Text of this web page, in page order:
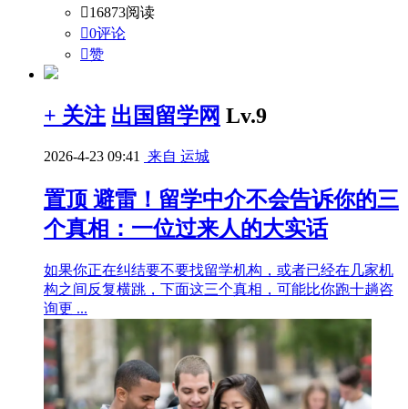
16873阅读
0评论
赞
+ 关注 出国留学网 Lv.9
2026-4-23 09:41 来自 运城
置顶 避雷！留学中介不会告诉你的三
个真相：一位过来人的大实话
如果你正在纠结要不要找留学机构，或者已经在几家机
构之间反复横跳，下面这三个真相，可能比你跑十趟咨
询更 ...